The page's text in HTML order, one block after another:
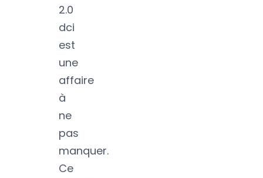
2.0
dci
est
une
affaire
à
ne
pas
manquer.
Ce